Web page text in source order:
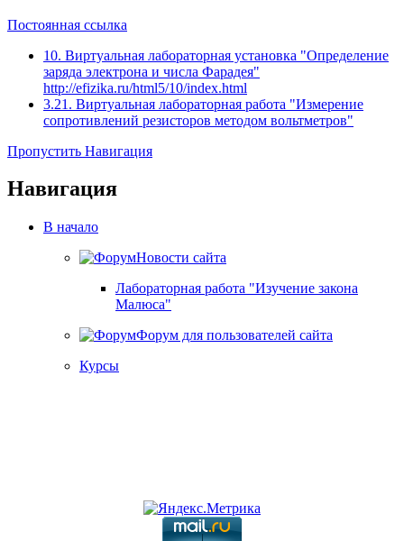
Постоянная ссылка
10. Виртуальная лабораторная установка "Определение
заряда электрона и числа Фарадея"
http://efizika.ru/html5/10/index.html
3.21. Виртуальная лабораторная работа "Измерение
сопротивлений резисторов методом вольтметров"
Пропустить Навигация
Навигация
В начало
Новости сайта
Лабораторная работа "Изучение закона
Малюса"
Форум для пользователей сайта
Курсы